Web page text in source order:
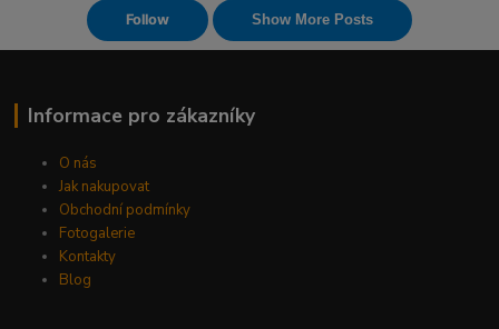
Informace pro zákazníky
O nás
Jak nakupovat
Obchodní podmínky
Fotogalerie
Kontakty
Blog